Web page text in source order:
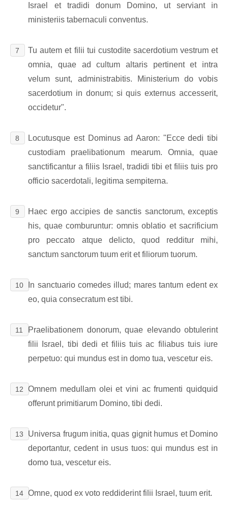
Israel et tradidi donum Domino, ut serviant in
ministeriis tabernaculi conventus.
7
Tu autem et filii tui custodite sacerdotium vestrum et
omnia, quae ad cultum altaris pertinent et intra
velum sunt, administrabitis. Ministerium do vobis
sacerdotium in donum; si quis externus accesserit,
occidetur".
8
Locutusque est Dominus ad Aaron: "Ecce dedi tibi
custodiam praelibationum mearum. Omnia, quae
sanctificantur a filiis Israel, tradidi tibi et filiis tuis pro
officio sacerdotali, legitima sempiterna.
9
Haec ergo accipies de sanctis sanctorum, exceptis
his, quae comburuntur: omnis oblatio et sacrificium
pro peccato atque delicto, quod redditur mihi,
sanctum sanctorum tuum erit et filiorum tuorum.
10
In sanctuario comedes illud; mares tantum edent ex
eo, quia consecratum est tibi.
11
Praelibationem donorum, quae elevando obtulerint
filii Israel, tibi dedi et filiis tuis ac filiabus tuis iure
perpetuo: qui mundus est in domo tua, vescetur eis.
12
Omnem medullam olei et vini ac frumenti quidquid
offerunt primitiarum Domino, tibi dedi.
13
Universa frugum initia, quas gignit humus et Domino
deportantur, cedent in usus tuos: qui mundus est in
domo tua, vescetur eis.
14 Omne, quod ex voto reddiderint filii Israel, tuum erit.